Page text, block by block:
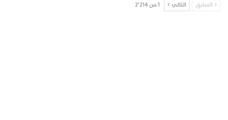
السابق التالي 1 من 2٬214